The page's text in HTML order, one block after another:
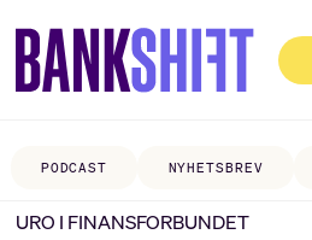
PODCAST NYHETSBREV
URO I FINANSFORBUNDET